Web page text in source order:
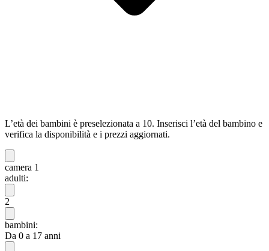
L’età dei bambini è preselezionata a 10. Inserisci l’età del bambino e
verifica la disponibilità e i prezzi aggiornati.
camera 1
adulti:
2
bambini:
Da 0 a 17 anni